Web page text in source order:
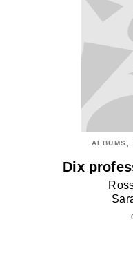
ALBUMS,
Dix